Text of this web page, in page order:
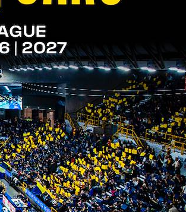
agli attacchi di Novaria e
dopo mesi di inattività e con
giocando alla pari,
e carattere, come chiesto da
assenze. Da segnalare l'ottima